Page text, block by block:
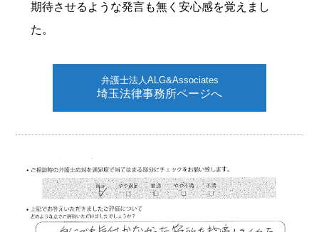
期待させるような発言も無く安心感を覚えまし
た。
弁護士法人ALG&Associates
埼玉法律事務所ページへ